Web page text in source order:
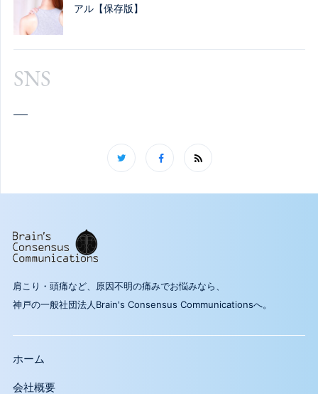
アル【保存版】
SNS
肩こり・頭痛など、原因不明の痛みでお悩みなら、
神戸の一般社団法人Brain's Consensus Communicationsへ。
ホーム
会社概要